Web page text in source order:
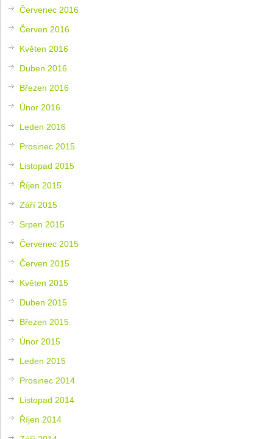
Červenec 2016
Červen 2016
Květen 2016
Duben 2016
Březen 2016
Únor 2016
Leden 2016
Prosinec 2015
Listopad 2015
Říjen 2015
Září 2015
Srpen 2015
Červenec 2015
Červen 2015
Květen 2015
Duben 2015
Březen 2015
Únor 2015
Leden 2015
Prosinec 2014
Listopad 2014
Říjen 2014